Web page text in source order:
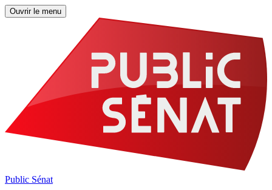
Ouvrir le menu
Public Sénat